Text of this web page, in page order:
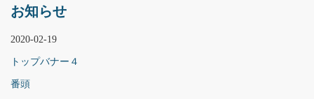
お知らせ
2020-02-19
トップバナー４
番頭